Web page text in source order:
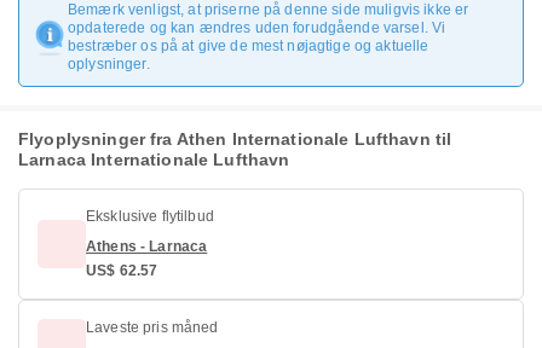
Bemærk venligst, at priserne på denne side muligvis ikke er
opdaterede og kan ændres uden forudgående varsel. Vi
bestræber os på at give de mest nøjagtige og aktuelle
oplysninger.
Flyoplysninger fra Athen Internationale Lufthavn til
Larnaca Internationale Lufthavn
Eksklusive flytilbud
Athens - Larnaca
US$ 62.57
Laveste pris måned